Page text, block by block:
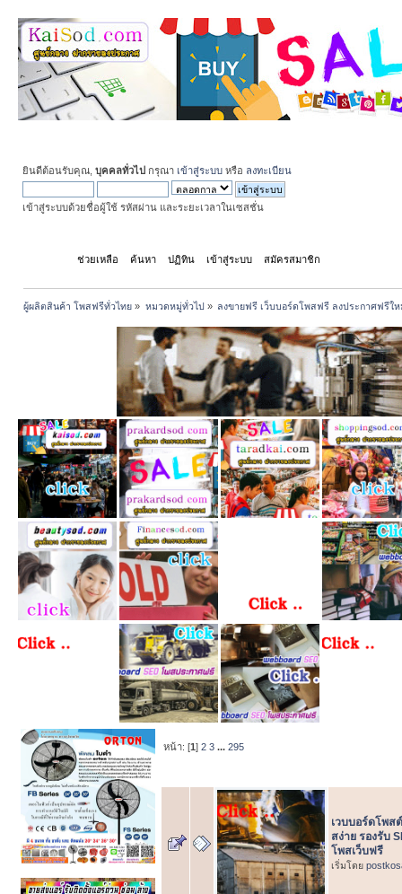
ยินดีต้อนรับคุณ, บุคคลทั่วไป กรุณา เข้าสู่ระบบ หรือ ลงทะเบียน
เข้าสู่ระบบด้วยชื่อผู้ใช้ รหัสผ่าน และระยะเวลาในเซสชั่น
ช่วยเหลือ ค้นหา ปฏิทิน เข้าสู่ระบบ สมัครสมาชิก
ผู้ผลิตสินค้า โพสฟรีทั่วไทย » หมวดหมู่ทั่วไป» ลงขายฟรี เว็บบอร์ดโพสฟรี ลงประกาศฟรีให
หน้า: [1]2 3 ...295
เวบบอร์ดโพส
สง่าย รองรับ
โพสเว็บฟรี
เริ่มโดย